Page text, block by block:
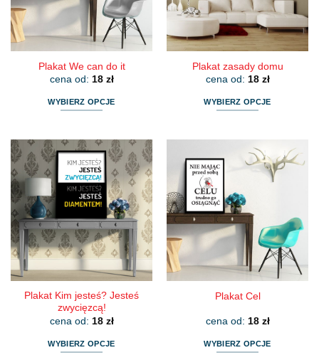
na
stronie
produktu
na
stronie
produktu
Plakat We can do it
cena od: 18 zł
WYBIERZ OPCJE
ma
wiele
wariantów.
Opcje
można
wybrać
na
stronie
produktu
Plakat zasady domu
cena od: 18 zł
WYBIERZ OPCJE
wiele
wariantów.
Opcje
można
wybrać
na
stronie
produktu
Plakat Kim jesteś? Jesteś
zwycięzcą!
cena od: 18 zł
WYBIERZ OPCJE
Plakat Cel
cena od: 18 zł
WYBIERZ OPCJE